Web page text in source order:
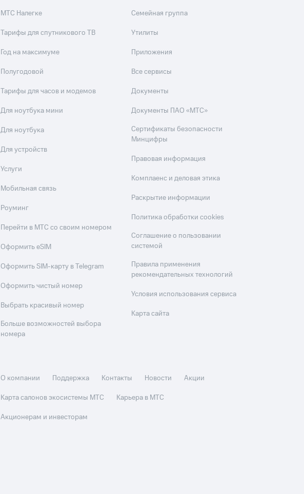
МТС Налегке
Тарифы для спутникового ТВ
Год на максимуме
Полугодовой
Тарифы для часов и модемов
Для ноутбука мини
Для ноутбука
Для устройств
Услуги
Мобильная связь
Роуминг
Перейти в МТС со своим номером
Оформить eSIM
Оформить SIM-карту в Telegram
Оформить чистый номер
Выбрать красивый номер
Больше возможностей выбора
номера
Семейная группа
Утилиты
Приложения
Все сервисы
Документы
Документы ПАО «МТС»
Сертификаты безопасности
Минцифры
Правовая информация
Комплаенс и деловая этика
Раскрытие информации
Политика обработки cookies
Соглашение о пользовании
системой
Правила применения
рекомендательных технологий
Условия использования сервиса
Карта сайта
О компании Поддержка Контакты Новости
Акции
Карта салонов экосистемы МТС
Карьера в МТС
Акционерам и инвесторам